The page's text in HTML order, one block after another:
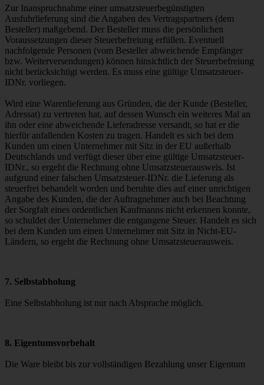
Zur Inanspruchnahme einer umsatzsteuerbegünstigten
Ausfuhrlieferung sind die Angaben des Vertragspartners (dem
Besteller) maßgebend. Der Besteller muss die persönlichen
Voraussetzungen dieser Steuerbefreiung erfüllen. Eventuell
nachfolgende Personen (vom Besteller abweichende Empfänger
bzw. Weiterversendungen) können hinsichtlich der Steuerbefreiung
nicht berücksichtigt werden. Es muss eine gültige Umsatzsteuer-
IDNr. vorliegen.
Wird eine Warenlieferung aus Gründen, die der Kunde (Besteller,
Adressat) zu vertreten hat, auf dessen Wunsch ein weiteres Mal an
ihn oder eine abweichende Lieferadresse versandt, so hat er die
hierfür anfallenden Kosten zu tragen. Handelt es sich bei dem
Kunden um einen Unternehmer mit Sitz in der EU außerhalb
Deutschlands und verfügt dieser über eine gültige Umsatzsteuer-
IDNr., so ergeht die Rechnung ohne Umsatzsteuerausweis. Ist
aufgrund einer falschen Umsatzsteuer-IDNr. die Lieferung als
steuerfrei behandelt worden und beruhte dies auf einer unrichtigen
Angabe des Kunden, die der Auftragnehmer auch bei Beachtung
der Sorgfalt eines ordentlichen Kaufmanns nicht erkennen konnte,
so schuldet der Unternehmer die entgangene Steuer. Handelt es sich
bei dem Kunden um einen Unternehmer mit Sitz in Nicht-EU-
Ländern, so ergeht die Rechnung ohne Umsatzsteuerausweis.
7. Selbstabholung
Eine Selbstabholung ist nur nach Absprache möglich.
8. Eigentumsvorbehalt
Die Ware bleibt bis zur vollständigen Bezahlung unser Eigentum